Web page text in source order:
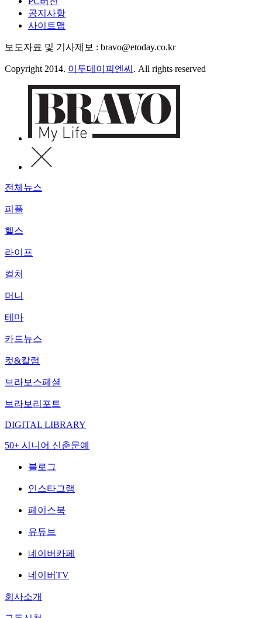
공지사항
사이트맵
보도자료 및 기사제보 : bravo@etoday.co.kr
Copyright 2014. 이투데이피엔씨 . All rights reserved
전체뉴스
피플
헬스
라이프
컬처
머니
테마
카드뉴스
컷&칼럼
브라보스페셜
브라보리포트
DIGITAL LIBRARY
50+ 시니어 신춘문예
블로그
인스타그램
페이스북
유튜브
네이버카페
네이버TV
회사소개